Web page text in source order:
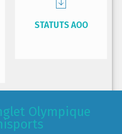
STATUTS AOO
Olympique